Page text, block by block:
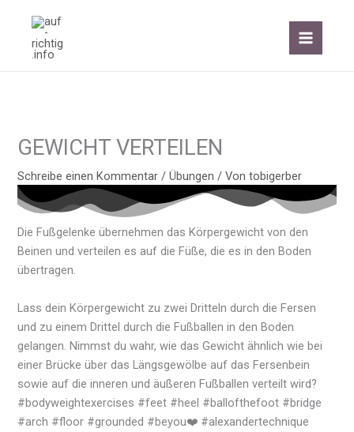
springen
GEWICHT VERTEILEN
Schreibe einen Kommentar /Übungen / Vontobigerber
Die Fußgelenke übernehmen das Körpergewicht von den
Beinen und verteilen es auf die Füße, die es in den Boden
übertragen.
Lass dein Körpergewicht zu zwei Dritteln durch die Fersen
und zu einem Drittel durch die Fußballen in den Boden
gelangen. Nimmst du wahr, wie das Gewicht ähnlich wie bei
einer Brücke über das Längsgewölbe auf das Fersenbein
sowie auf die inneren und äußeren Fußballen verteilt wird?
#bodyweightexercises #feet #heel #ballofthefoot #bridge
#arch #floor #grounded #beyou❤️ #alexandertechnique